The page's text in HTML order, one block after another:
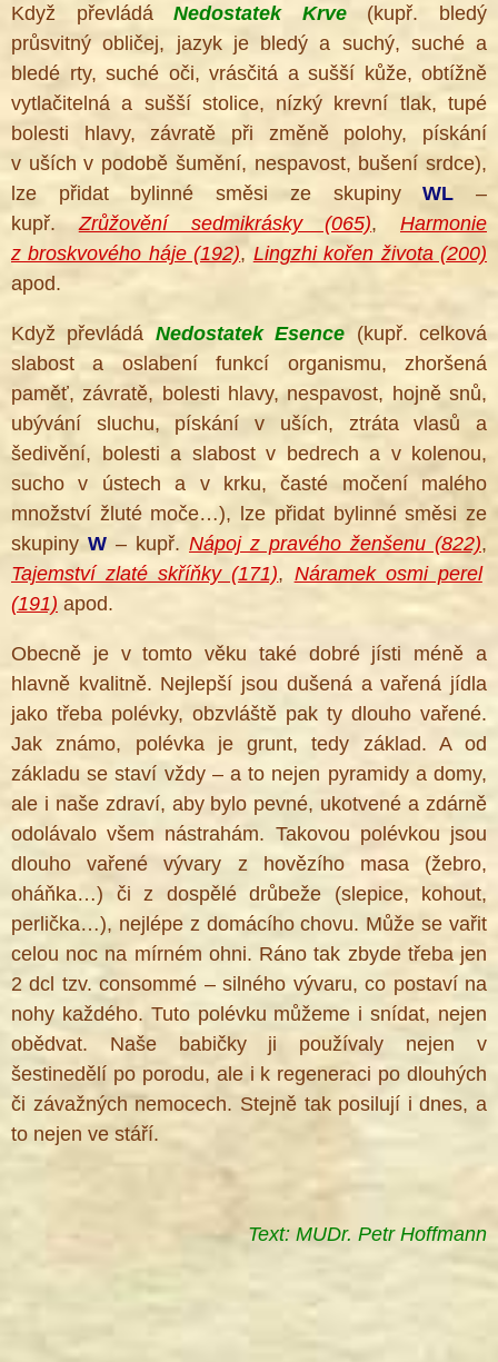
Když převládá Nedostatek Krve
(kupř. bledý
průsvitný obličej, jazyk je bledý a suchý, suché a
bledé rty, suché oči, vrásčitá a sušší kůže, obtížně
vytlačitelná a sušší stolice, nízký krevní tlak, tupé
bolesti hlavy, závratě při změně polohy, pískání
v uších v podobě šumění, nespavost, bušení srdce),
lze přidat bylinné směsi ze skupinyWL –
kupř.Zrůžovění sedmikrásky (065),
Harmonie
z broskvového háje (192), Lingzhi kořen života (200)
apod.
Když převládá Nedostatek Esence (kupř. celková
slabost a oslabení funkcí organismu, zhoršená
paměť, závratě, bolesti hlavy, nespavost, hojně snů,
ubývání sluchu, pískání v uších, ztráta vlasů a
šedivění, bolesti a slabost v bedrech a v kolenou,
sucho v ústech a v krku, časté močení malého
množství žluté moče…), lze přidat bylinné směsi ze
skupiny W – kupř. Nápoj z pravého ženšenu (822),
Tajemství zlaté skříňky (171), Náramek osmi perel
(191) apod.
Obecně je v tomto věku také dobré jísti méně a
hlavně kvalitně. Nejlepší jsou dušená a vařená jídla
jako třeba polévky, obzvláště pak ty dlouho vařené.
Jak známo, polévka je grunt, tedy základ. A od
základu se staví vždy – a to nejen pyramidy a domy,
ale i naše zdraví, aby bylo pevné, ukotvené a zdárně
odolávalo všem nástrahám. Takovou polévkou jsou
dlouho vařené vývary z hovězího masa (žebro,
oháňka…) či z dospělé drůbeže (slepice, kohout,
perlička…), nejlépe z domácího chovu. Může se vařit
celou noc na mírném ohni. Ráno tak zbyde třeba jen
2 dcl tzv. consommé – silného vývaru, co postaví na
nohy každého. Tuto polévku můžeme i snídat, nejen
obědvat. Naše babičky ji používaly nejen v
šestinedělí po porodu, ale i k regeneraci po dlouhých
či závažných nemocech. Stejně tak posilují i dnes, a
to nejen ve stáří.
Text: MUDr. Petr Hoffmann